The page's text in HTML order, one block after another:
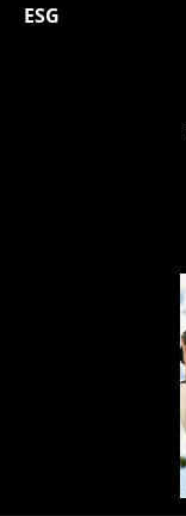
ESG